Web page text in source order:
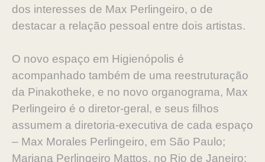
dos interesses de Max Perlingeiro, o de
destacar a relação pessoal entre dois artistas.
O novo espaço em Higienópolis é
acompanhado também de uma reestruturação
da Pinakotheke, e no novo organograma, Max
Perlingeiro é o diretor-geral, e seus filhos
assumem a diretoria-executiva de cada espaço
– Max Morales Perlingeiro, em São Paulo;
Mariana Perlingeiro Mattos, no Rio de Janeiro;